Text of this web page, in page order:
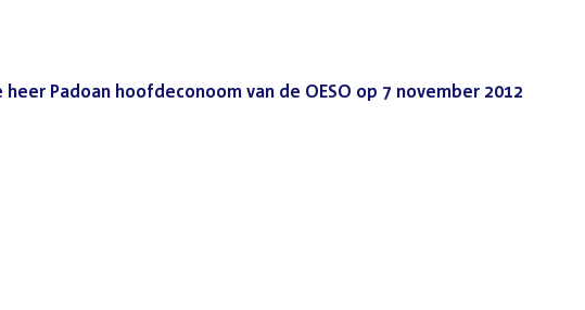
Padoan hoofdeconoom van de OESO op 7 november 2012